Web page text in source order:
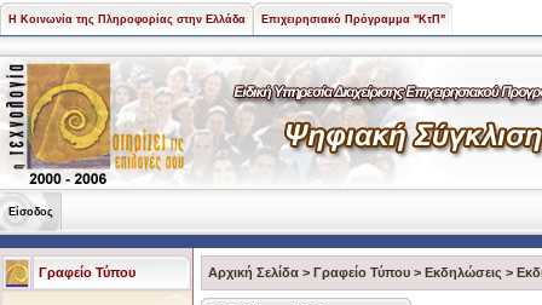
Η Κοινωνία της Πληροφορίας στην Ελλάδα Επιχειρησιακό Πρόγραμμα "ΚτΠ"
Είσοδος
Γραφείο Τύπου Αρχική Σελίδα > Γραφείο Τύπου > Εκδηλώσεις >